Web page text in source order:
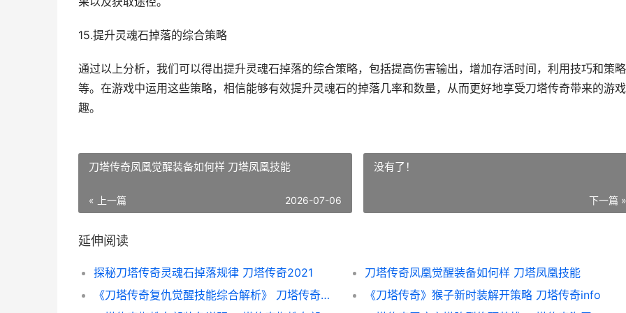
15.提升灵魂石掉落的综合策略
通过以上分析，我们可以得出提升灵魂石掉落的综合策略，包括提高伤害输出，增加存活时间，利用技巧和策略
等。在游戏中运用这些策略，相信能够有效提升灵魂石的掉落几率和数量，从而更好地享受刀塔传奇带来的游
趣。
刀塔传奇凤凰觉醒装备如何样 刀塔凤凰技能
« 上一篇 2026-07-06
没有了！
下一篇 »
延伸阅读
探秘刀塔传奇灵魂石掉落规律 刀塔传奇2021
刀塔传奇凤凰觉醒装备如何样 刀塔凤凰技能
《刀塔传奇复仇觉醒技能综合解析》 刀塔传奇副本攻略
《刀塔传奇》猴子新时装解开策略 刀塔传奇info